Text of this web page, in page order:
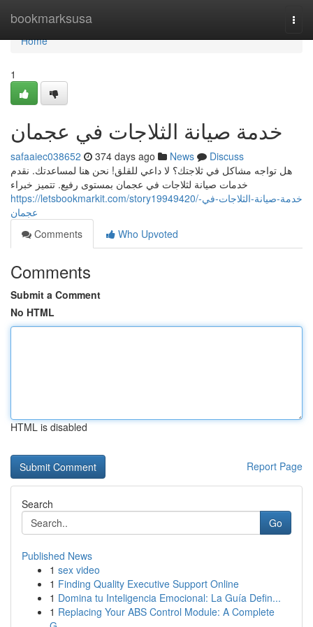
bookmarksusa
Home
Home
1
خدمة صيانة الثلاجات في عجمان
safaaiec038652 374 days ago News
Discuss
هل تواجه مشاكل في ثلاجتك؟ لا داعي للقلق! نحن هنا لمساعدتك. نقدم
خدمات صيانة لثلاجات في عجمان بمستوى رفيع. تتميز خبراء
https://letsbookmarkit.com/story19949420/خدمة-صيانة-الثلاجات-في-
عجمان
Comments
Who Upvoted
Comments
Submit a Comment
No HTML
HTML is disabled
Report Page
Search
Go
Published News
1 sex video
1 Finding Quality Executive Support Online
1 Domina tu Inteligencia Emocional: La Guía Defin...
1 Replacing Your ABS Control Module: A Complete